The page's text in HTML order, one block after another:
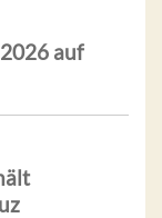
auf